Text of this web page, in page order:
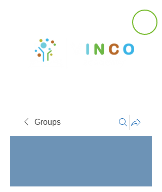
Groups